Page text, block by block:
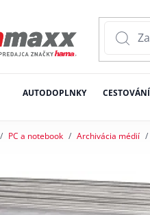
AUTODOPLNKY CESTOVÁNÍ
PC a notebook Archivácia médií